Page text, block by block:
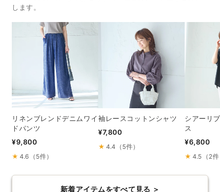
します。
リネンブレンドデニムワイ
ドパンツ
¥9,800
★ 4.6（5件）
袖レースコットンシャツ
¥7,800
★ 4.4（5件）
シアーリ
ス
¥6,800
★ 4.5（2件
新着アイテムをすべて見る ＞